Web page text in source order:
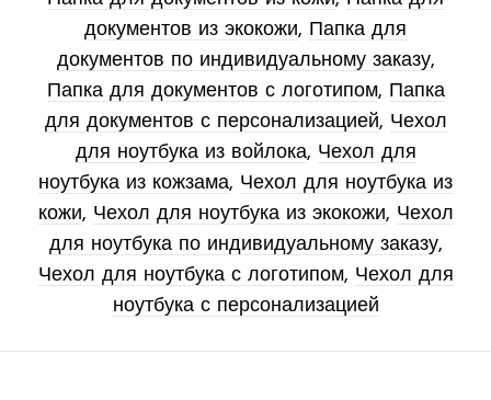
документов из экокожи, Папка для
документов по индивидуальному заказу,
Папка для документов с логотипом, Папка
для документов с персонализацией, Чехол
для ноутбука из войлока, Чехол для
ноутбука из кожзама, Чехол для ноутбука из
кожи, Чехол для ноутбука из экокожи, Чехол
для ноутбука по индивидуальному заказу,
Чехол для ноутбука с логотипом, Чехол для
ноутбука с персонализацией